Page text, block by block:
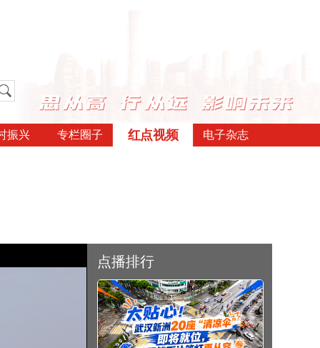
振兴 专栏圈子 红点视频 电子杂志
点播排行